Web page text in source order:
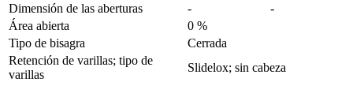
Dimensión de las aberturas
-
-
Área abierta
0 %
Tipo de bisagra
Cerrada
Retención de varillas; tipo de
varillas
Slidelox; sin cabeza